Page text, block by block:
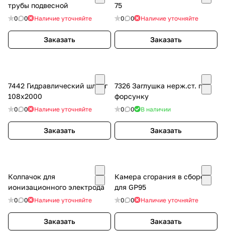
трубы подвесной
0 0 Наличие уточняйте
Заказать
75
0 0 Наличие уточняйте
Заказать
7442 Гидравлический шланг
108х2000
0 0 Наличие уточняйте
Заказать
7326 Заглушка нерж.ст. под
форсунку
0 0 В наличии
Заказать
Колпачок для
ионизационного электрода
0 0 Наличие уточняйте
Заказать
Камера сгорания в сборе
для GP95
0 0 Наличие уточняйте
Заказать